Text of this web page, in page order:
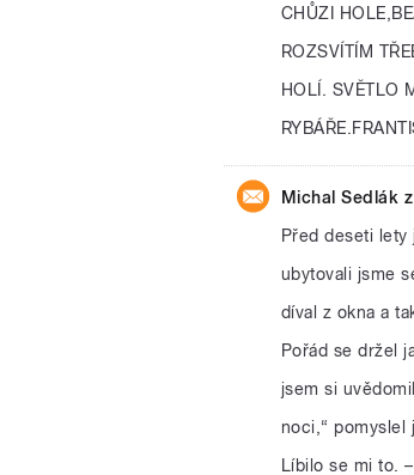
CHŮZI
ROZSVÍTÍM
HOLÍ. SVĚTLO
Michal Sedlák
Před deseti lety
ubytovali jsme
díval z okna a
Pořád se držel
jsem si
noci,“ pomyslel
Líbilo se mi to.